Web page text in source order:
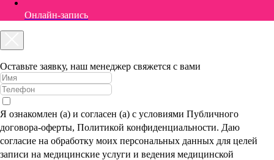
Онлайн-запись
Оставьте заявку, наш менеджер свяжется с вами
Я ознакомлен (а) и согласен (а) с условиями Публичного
договора-оферты, Политикой конфиденциальности. Даю
согласие на обработку моих персональных данных для целей
записи на медицинские услуги и ведения медицинской